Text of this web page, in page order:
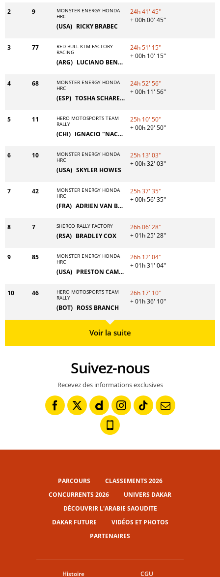
2 9
MONSTER ENERGY HONDA
HRC
(USA) RICKY BRABEC
24h 41' 45''
+ 00h 00' 45''
3 77
RED BULL KTM FACTORY
RACING
(ARG) LUCIANO BENAVIDES
24h 51' 15''
+ 00h 10' 15''
4 68
MONSTER ENERGY HONDA
HRC
(ESP) TOSHA SCHAREINA
24h 52' 56''
+ 00h 11' 56''
5 11
HERO MOTOSPORTS TEAM
RALLY
(CHI) IGNACIO "NACHO" CORNEJO
25h 10' 50''
+ 00h 29' 50''
6 10
MONSTER ENERGY HONDA
HRC
(USA) SKYLER HOWES
25h 13' 03''
+ 00h 32' 03''
7 42
MONSTER ENERGY HONDA
HRC
(FRA) ADRIEN VAN BEVEREN
25h 37' 35''
+ 00h 56' 35''
8 7 SHERCO RALLY FACTORY
(RSA) BRADLEY COX
26h 06' 28''
+ 01h 25' 28''
9 85
MONSTER ENERGY HONDA
HRC
(USA) PRESTON CAMPBELL
26h 12' 04''
+ 01h 31' 04''
10 46
HERO MOTOSPORTS TEAM
RALLY
(BOT) ROSS BRANCH
26h 17' 10''
+ 01h 36' 10''
Voir la suite
Suivez-nous
Recevez des informations exclusives
PARCOURS
CLASSEMENTS 2026
CONCURRENTS 2026
UNIVERS DAKAR
DÉCOUVRIR L'ARABIE SAOUDITE
DAKAR FUTURE
VIDÉOS ET PHOTOS
PARTENAIRES
Histoire CGU